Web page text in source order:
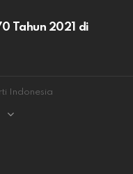
Tahun 2021 di
Indonesia